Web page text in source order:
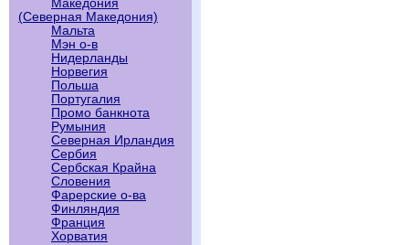
Македония
(Северная Македония)
Мальта
Мэн о-в
Нидерланды
Норвегия
Польша
Португалия
Промо банкнота
Румыния
Северная Ирландия
Сербия
Сербская Крайна
Словения
Фарерские о-ва
Финляндия
Франция
Хорватия